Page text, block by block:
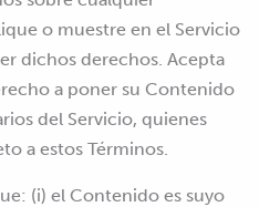
o muestre en el Servicio
dichos derechos. Acepta
a poner su Contenido
del Servicio, quienes
a estos Términos.
(i) el Contenido es suyo